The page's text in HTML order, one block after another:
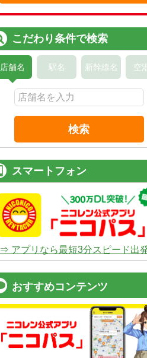
こだわり条件で検索
店舗名 駅名 新幹線名 空
検索
スマートフォン
⇒ アプリなら最短3分スピード出発
おすすめコンテンツ